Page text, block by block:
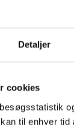
Detaljer
cookies
til enhver
om